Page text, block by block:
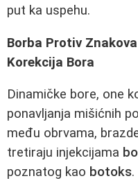
put ka uspehu.
Borba Protiv
Korekcija Bora
Dinamičke bore, one
ponavljanja mišićnih
među obrvama,
tretiraju injekcijama
poznatog kao botoks